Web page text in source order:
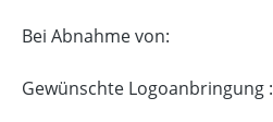
Bei Abnahme von:
Gewünschte Logoanbringung :